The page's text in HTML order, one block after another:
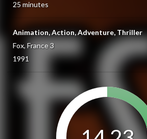
25 minutes
Animation, Action, Adventure, Thriller
Fox, France 3
1991